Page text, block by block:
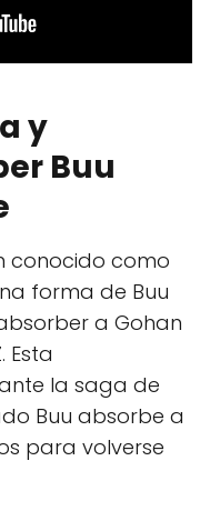
y
Buu
conocido como
forma de Buu
a Gohan
Esta
la saga de
Buu absorbe a
para volverse